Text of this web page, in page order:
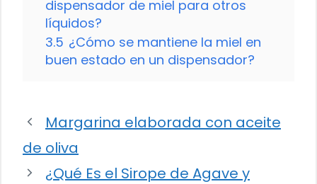
dispensador de miel para otros
líquidos?
3.5 ¿Cómo se mantiene la miel en
buen estado en un dispensador?
Margarina elaborada con aceite
de oliva
¿Qué Es el Sirope de Agave y